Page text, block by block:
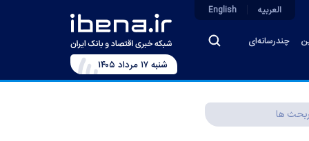
چندرسانه‌ای
العربیه English
شنبه ۱۷ مرداد ۱۴۰۵
ها